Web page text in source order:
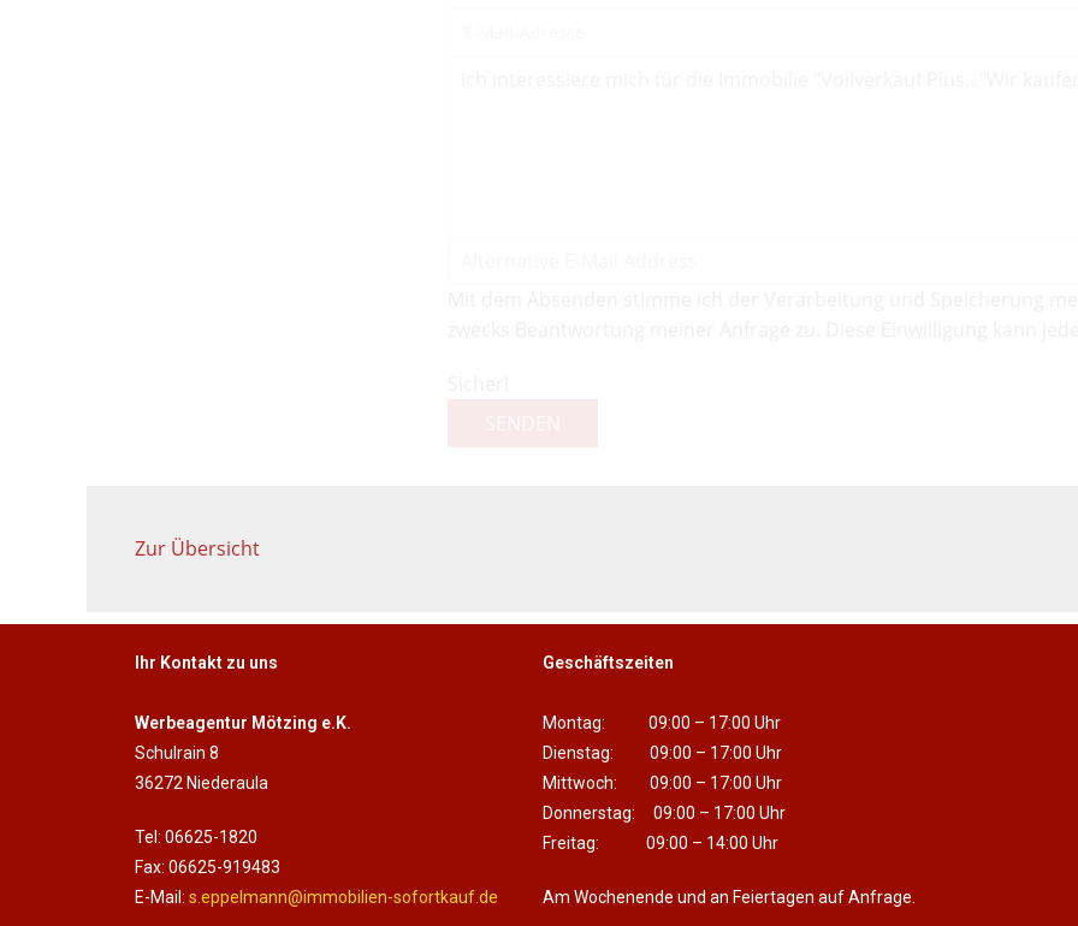
Zur Übersicht
Ihr Kontakt zu uns
Werbeagentur Mötzing e.K.
Schulrain 8
36272 Niederaula
Tel: 06625-1820
Fax: 06625-919483
E-Mail: s.eppelmann@immobilien-sofortkauf.de
Geschäftszeiten
Montag: 09:00 – 17:00 Uhr
Dienstag: 09:00 – 17:00 Uhr
Mittwoch: 09:00 – 17:00 Uhr
Donnerstag: 09:00 – 17:00 Uhr
Freitag: 09:00 – 14:00 Uhr
Am Wochenende und an Feiertagen auf Anfrage.